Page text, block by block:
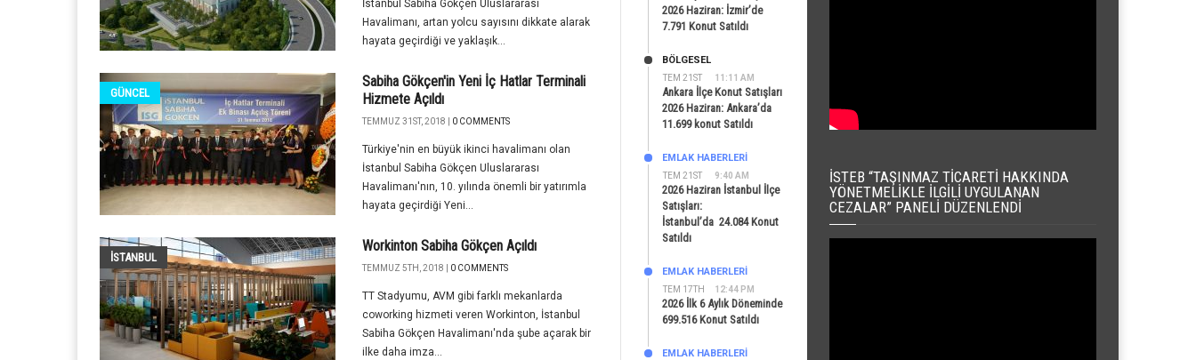
İstanbul Sabiha Gökçen Uluslararası
Havalimanı, artan yolcu sayısını dikkate alarak
hayata geçirdiği ve yaklaşık...
GÜNCEL
Sabiha Gökçen'in Yeni İç Hatlar Terminali
Hizmete Açıldı
TEMMUZ 31ST, 2018 | 0 COMMENTS
Türkiye'nin en büyük ikinci havalimanı olan
İstanbul Sabiha Gökçen Uluslararası
Havalimanı'nın, 10. yılında önemli bir yatırımla
hayata geçirdiği Yeni...
İSTANBUL
Workinton Sabiha Gökçen Açıldı
TEMMUZ 5TH, 2018 | 0 COMMENTS
TT Stadyumu, AVM gibi farklı mekanlarda
coworking hizmeti veren Workinton, İstanbul
Sabiha Gökçen Havalimanı'nda şube açarak bir
ilke daha imza...
2026 Haziran: İzmir’de
7.791 Konut Satıldı
TEM 21ST 11:11 AM
BÖLGESEL
Ankara İlçe Konut Satışları
2026 Haziran: Ankara’da
11.699 konut Satıldı
TEM 21ST 9:40 AM
EMLAK HABERLERI
2026 Haziran İstanbul İlçe
Satışları:
İstanbul’da 24.084 Konut
Satıldı
TEM 17TH 12:44 PM
EMLAK HABERLERI
2026 İlk 6 Aylık Döneminde
699.516 Konut Satıldı
EMLAK HABERLERI
İSTEB “TAŞINMAZ TICARETI HAKKINDA
YÖNETMELIKLE İLGILI UYGULANAN
CEZALAR” PANELI DÜZENLENDI